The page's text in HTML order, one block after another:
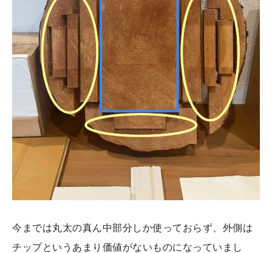
今までは丸太の真ん中部分しか使っておらず、外側は
チップというあまり価値がないものになっていまし